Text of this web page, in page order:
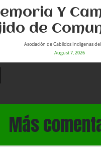
Y
de
Asociación de Cabildos Indìgenas
August 7, 2026
Más